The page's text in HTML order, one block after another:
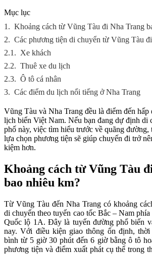
Mục lục
1. Khoảng cách từ Vũng Tàu đi Nha Trang
2. Các phương tiện di chuyển từ Vũng Tàu
2.1. Xe khách
2.2. Thuê xe du lịch
2.3. Ô tô cá nhân
3. Các điểm du lịch nổi tiếng ở Nha Trang
Vũng Tàu và Nha Trang đều là điểm đến hấp
lịch biển Việt Nam. Nếu bạn đang dự định di
phố này, việc tìm hiểu trước về quãng đường,
lựa chọn phương tiện sẽ giúp chuyến đi trở
kiệm hơn.
Khoảng cách từ Vũng Tàu
bao nhiêu km?
Từ Vũng Tàu đến Nha Trang có khoảng
di chuyển theo tuyến cao tốc Bắc – Nam
Quốc lộ 1A. Đây là tuyến đường phổ biến
nay. Với điều kiện giao thông ổn định,
bình từ 5 giờ 30 phút đến 6 giờ bằng ô tô
phương tiện và điểm xuất phát cụ thể trong